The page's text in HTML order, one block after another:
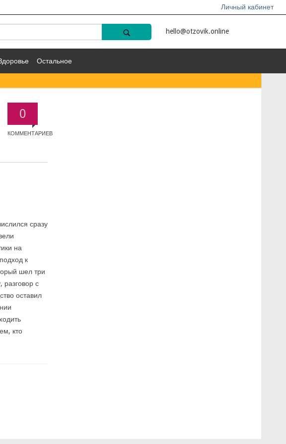
Личный кабинет
hello@otzovik.online
Остальное
0
КОММЕНТАРИЕВ
сразу
на
к
шел три
разговор с
оставил
кто